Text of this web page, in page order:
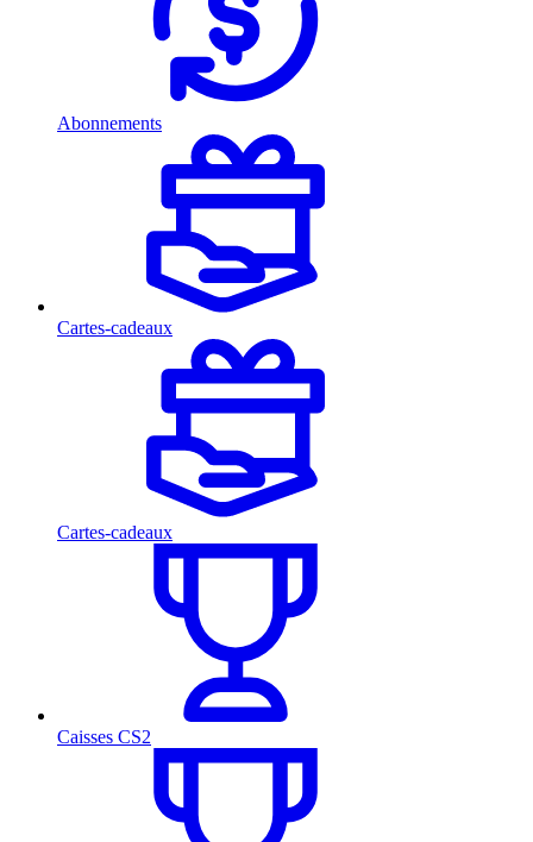
Abonnements
Cartes-cadeaux
Cartes-cadeaux
Caisses CS2